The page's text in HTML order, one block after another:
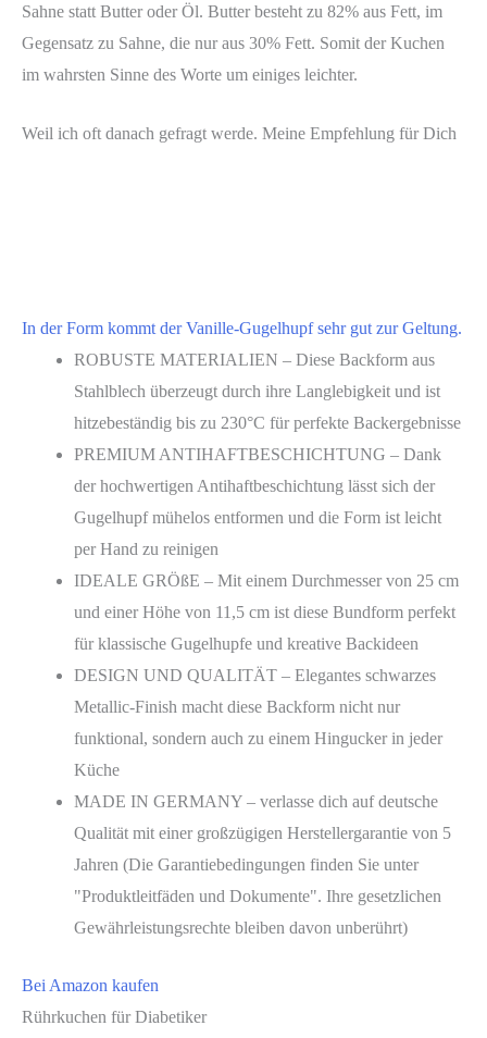
Sahne statt Butter oder Öl. Butter besteht zu 82% aus Fett, im
Gegensatz zu Sahne, die nur aus 30% Fett. Somit der Kuchen
im wahrsten Sinne des Worte um einiges leichter.
Weil ich oft danach gefragt werde. Meine Empfehlung für Dich
In der Form kommt der Vanille-Gugelhupf sehr gut zur Geltung.
ROBUSTE MATERIALIEN – Diese Backform aus
Stahlblech überzeugt durch ihre Langlebigkeit und ist
hitzebeständig bis zu 230°C für perfekte Backergebnisse
PREMIUM ANTIHAFTBESCHICHTUNG – Dank
der hochwertigen Antihaftbeschichtung lässt sich der
Gugelhupf mühelos entformen und die Form ist leicht
per Hand zu reinigen
IDEALE GRÖßE – Mit einem Durchmesser von 25 cm
und einer Höhe von 11,5 cm ist diese Bundform perfekt
für klassische Gugelhupfe und kreative Backideen
DESIGN UND QUALITÄT – Elegantes schwarzes
Metallic-Finish macht diese Backform nicht nur
funktional, sondern auch zu einem Hingucker in jeder
Küche
MADE IN GERMANY – verlasse dich auf deutsche
Qualität mit einer großzügigen Herstellergarantie von 5
Jahren (Die Garantiebedingungen finden Sie unter
"Produktleitfäden und Dokumente". Ihre gesetzlichen
Gewährleistungsrechte bleiben davon unberührt)
Bei Amazon kaufen
Rührkuchen für Diabetiker